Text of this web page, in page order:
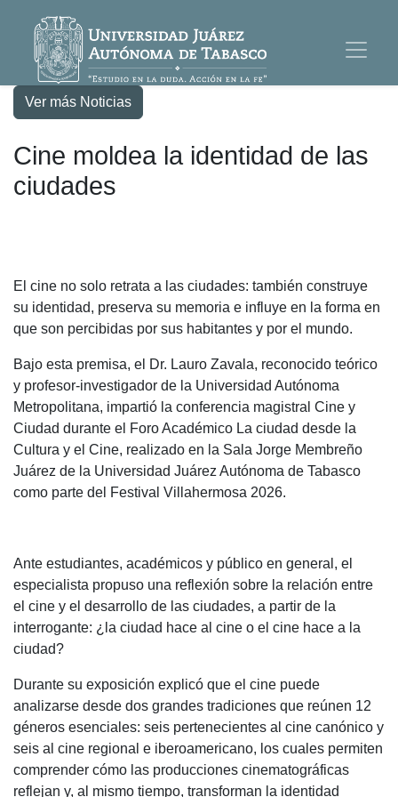
Ver más Noticias
Cine moldea la identidad de las
ciudades
El cine no solo retrata a las ciudades: también construye
su identidad, preserva su memoria e influye en la forma en
que son percibidas por sus habitantes y por el mundo.
Bajo esta premisa, el Dr. Lauro Zavala, reconocido teórico
y profesor-investigador de la Universidad Autónoma
Metropolitana, impartió la conferencia magistral Cine y
Ciudad durante el Foro Académico La ciudad desde la
Cultura y el Cine, realizado en la Sala Jorge Membreño
Juárez de la Universidad Juárez Autónoma de Tabasco
como parte del Festival Villahermosa 2026.
Ante estudiantes, académicos y público en general, el
especialista propuso una reflexión sobre la relación entre
el cine y el desarrollo de las ciudades, a partir de la
interrogante: ¿la ciudad hace al cine o el cine hace a la
ciudad?
Durante su exposición explicó que el cine puede
analizarse desde dos grandes tradiciones que reúnen 12
géneros esenciales: seis pertenecientes al cine canónico y
seis al cine regional e iberoamericano, los cuales permiten
comprender cómo las producciones cinematográficas
reflejan y, al mismo tiempo, transforman la identidad